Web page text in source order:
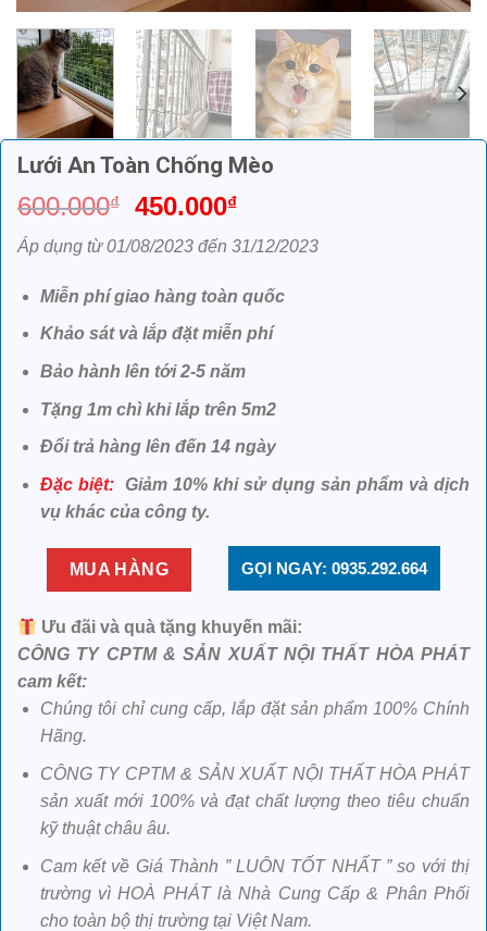
Lưới An Toàn Chống Mèo
600.000₫
Giá
là:
600.000₫.
450.000₫Giá
tại
450.000₫.
Áp dụng từ 01/08/2023 đến 31/12/2023
Miễn phí giao hàng toàn quốc
Khảo sát và lắp đặt miễn phí
Bảo hành lên tới 2-5 năm
Tặng 1m chì khi lắp trên 5m2
Đổi trả hàng lên đến 14 ngày
Đặc biệt:Giảm 10% khi sử dụng sản phẩm và dịch
vụ khác của công ty.
MUA HÀNG GỌI NGAY: 0935.292.664
Ưu đãi và quà tặng khuyến mãi:
CÔNG TY CPTM & SẢN XUẤT NỘI THẤT HÒA PHÁT
cam kết:
Chúng tôi chỉ cung cấp, lắp đặt sản phẩm 100% Chính
Hãng.
CÔNG TY CPTM & SẢN XUẤT NỘI THẤT HÒA PHÁT
sản xuất mới 100% và đạt chất lượng theo tiêu chuẩn
kỹ thuật châu âu.
Cam kết về Giá Thành ” LUÔN TỐT NHẤT ” so với thị
trường vì HOÀ PHÁT là Nhà Cung Cấp & Phân Phối
cho toàn bộ thị trường tại Việt Nam.